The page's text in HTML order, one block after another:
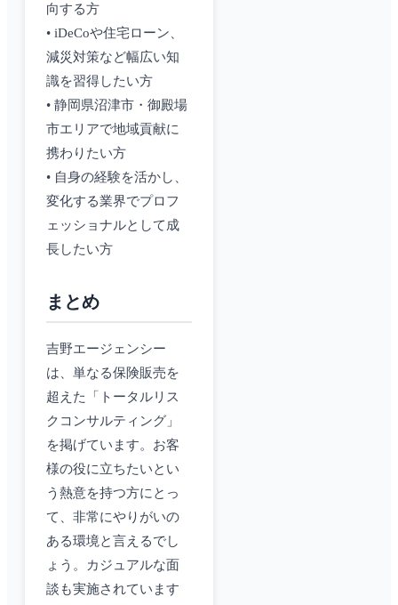
向する方
• iDeCoや住宅ローン、
減災対策など幅広い知
識を習得したい方
• 静岡県沼津市・御殿場
市エリアで地域貢献に
携わりたい方
• 自身の経験を活かし、
変化する業界でプロフ
ェッショナルとして成
長したい方
まとめ
吉野エージェンシー
は、単なる保険販売を
超えた「トータルリス
クコンサルティング」
を掲げています。お客
様の役に立ちたいとい
う熱意を持つ方にとっ
て、非常にやりがいの
ある環境と言えるでし
ょう。カジュアルな面
談も実施されています